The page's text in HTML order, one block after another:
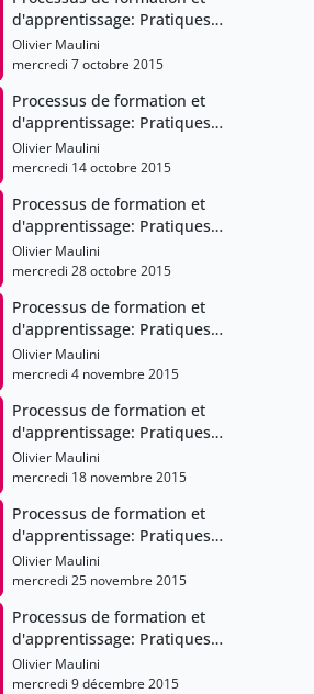
d'apprentissage: Pratiques
pédagogiques et institutions
scolaires
Olivier Maulini
mercredi 7 octobre 2015
Processus de formation et
d'apprentissage: Pratiques
pédagogiques et institutions
scolaires
Olivier Maulini
mercredi 14 octobre 2015
Processus de formation et
d'apprentissage: Pratiques
pédagogiques et institutions
scolaires
Olivier Maulini
mercredi 28 octobre 2015
Processus de formation et
d'apprentissage: Pratiques
pédagogiques et institutions
scolaires
Olivier Maulini
mercredi 4 novembre 2015
Processus de formation et
d'apprentissage: Pratiques
pédagogiques et institutions
scolaires
Olivier Maulini
mercredi 18 novembre 2015
Processus de formation et
d'apprentissage: Pratiques
pédagogiques et institutions
scolaires
Olivier Maulini
mercredi 25 novembre 2015
Processus de formation et
d'apprentissage: Pratiques
pédagogiques et institutions
scolaires
Olivier Maulini
mercredi 9 décembre 2015